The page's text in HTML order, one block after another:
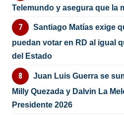
Telemundo y asegura que la
Santiago Matías exige
puedan votar en RD al igual
del Estado
Juan Luis Guerra se
Milly Quezada y Dalvin La
Presidente 2026